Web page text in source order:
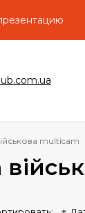
multicam